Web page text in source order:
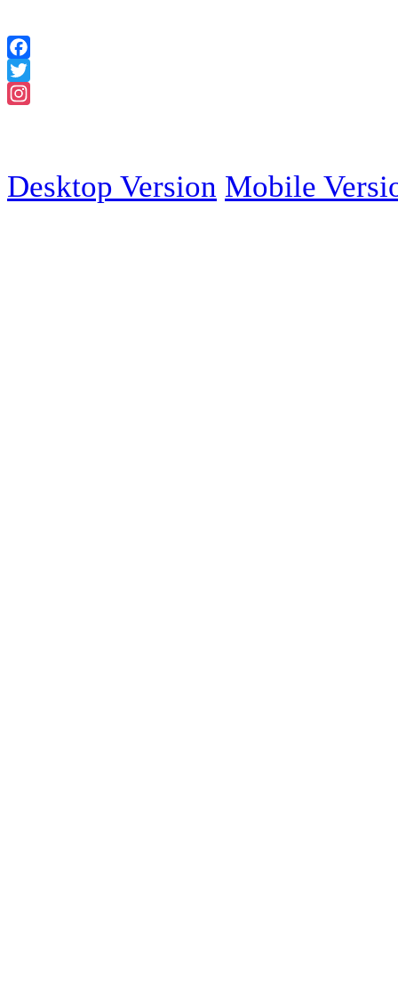
Facebook
Twitter
Desktop Version Mobile